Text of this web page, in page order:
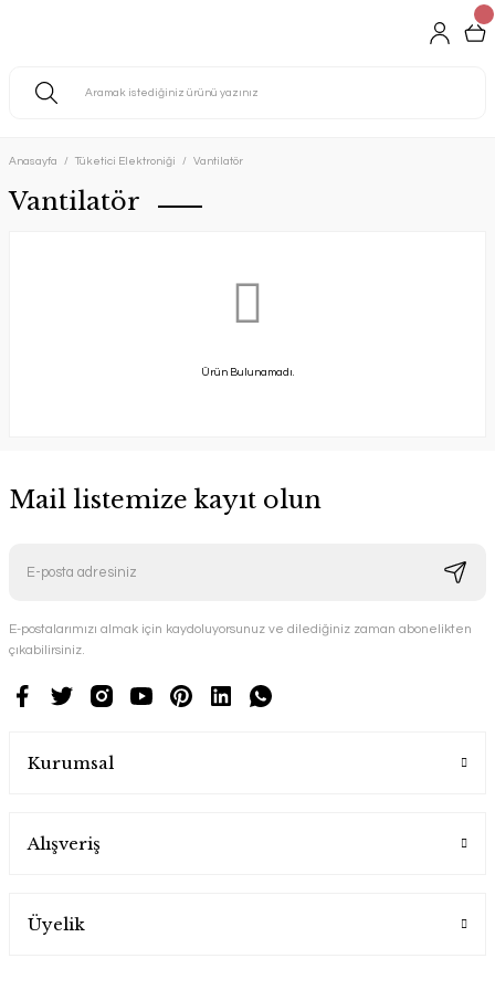
Anasayfa Tüketici Elektroniği Vantilatör
Vantilatör
Ürün Bulunamadı.
Mail listemize kayıt olun
E-postalarımızı almak için kaydoluyorsunuz ve dilediğiniz zaman abonelikten
çıkabilirsiniz.
Kurumsal
Alışveriş
Üyelik